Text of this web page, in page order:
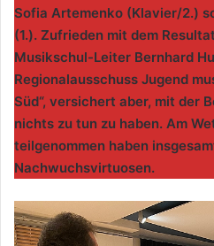
Sofia Artemenko (Klavier/2.)
(1.). Zufrieden mit dem
Musikschul-Leiter Bernhard
Regionalausschuss Jugend
Süd“, versichert aber, mit der
nichts zu tun zu haben. Am
teilgenommen haben
Nachwuchsvirtuosen.